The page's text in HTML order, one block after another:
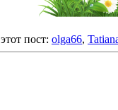
пост: olga66,